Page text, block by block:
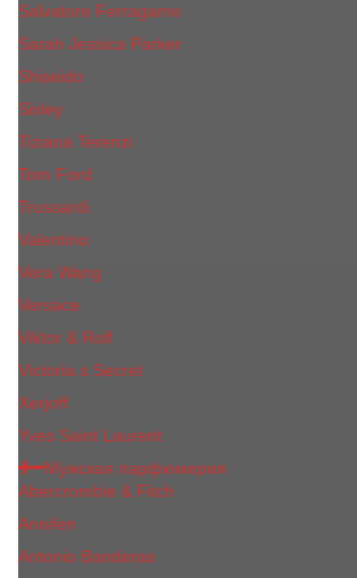
Salvatore Ferragamo
Sarah Jessica Parker
Shiseido
Sisley
Tiziana Terenzi
Tom Ford
Trussardi
Valentino
Vera Wang
Versace
Viktor & Rolf
Victoria s Secret
Xerjoff
Yves Saint Laurent
Мужская парфюмерия
Abercrombie & Fitch
Annifen
Antonio Banderas